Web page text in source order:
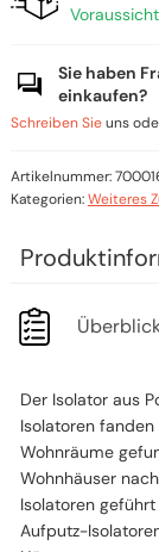
Sie haben
einkaufen?
Schreiben Sieuns
Artikelnummer:
Kategorien:Weiteres
Der Isolator aus
Isolatoren fanden
Wohnräume
Wohnhäuser
Isolatoren
Aufputz-